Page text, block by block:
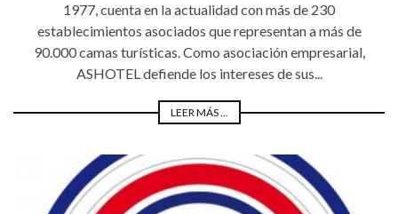
1977, cuenta en la actualidad con más de 230
establecimientos asociados que representan a más de
90.000 camas turísticas. Como asociación empresarial,
ASHOTEL defiende los intereses de sus...
LEER MÁS ...